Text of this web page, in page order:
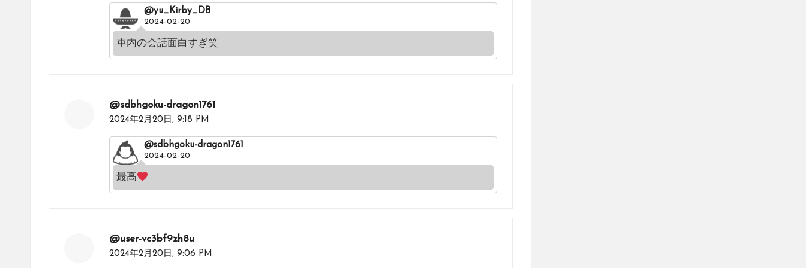
@yu_Kirby_DB
2024-02-20
車内の会話面白すぎ笑
@sdbhgoku-dragon1761
2024年2月20日, 9:18 PM
@sdbhgoku-dragon1761
2024-02-20
最高
@user-vc3bf9zh8u
2024年2月20日, 9:06 PM